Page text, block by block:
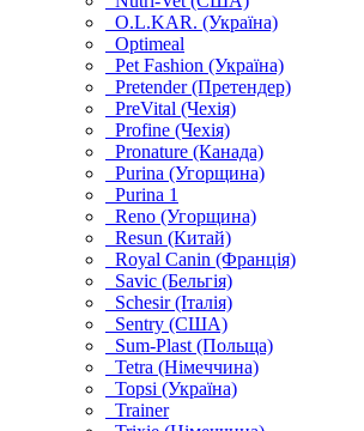
O.L.KAR. (Україна)
Optimeal
Pet Fashion (Україна)
Pretender (Претендер)
PreVital (Чехія)
Profine (Чехія)
Pronature (Канада)
Purina (Угорщина)
Purina 1
Reno (Угорщина)
Resun (Китай)
Royal Canin (Франція)
Savic (Бельгія)
Schesir (Італія)
Sentry (США)
Sum-Plast (Польща)
Tetra (Німеччина)
Topsi (Україна)
Trainer